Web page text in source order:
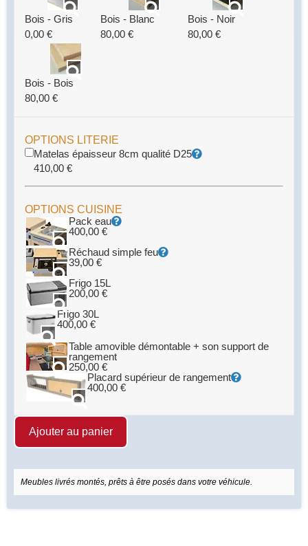
Bois - Gris
0,00 €
Bois - Blanc
80,00 €
Bois - Noir
80,00 €
Bois - Bois
80,00 €
OPTIONS LITERIE
Matelas épaisseur 8cm qualité D25
410,00 €
OPTIONS CUISINE
Pack eau
400,00 €
Réchaud simple feu
39,00 €
Frigo 15L
200,00 €
Frigo 30L
400,00 €
Table amovible démontable + son support de
rangement
250,00 €
Placard supérieur de rangement
400,00€
Ajouter au panier
Meubles livrés montés, prêts à être posés dans votre véhicule.